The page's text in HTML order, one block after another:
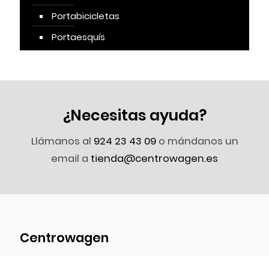
Portabicicletas
Portaesquís
¿Necesitas ayuda?
Llámanos al 924 23 43 09o mándanos un
email a tienda@centrowagen.es
Centrowagen